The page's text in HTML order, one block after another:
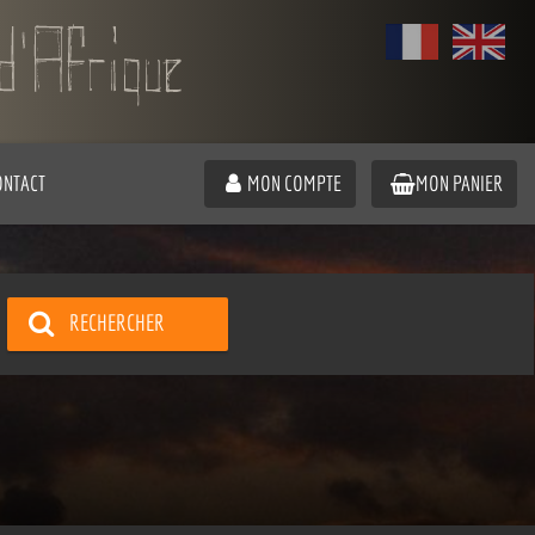
MON COMPTE MON PANIER
RECHERCHER